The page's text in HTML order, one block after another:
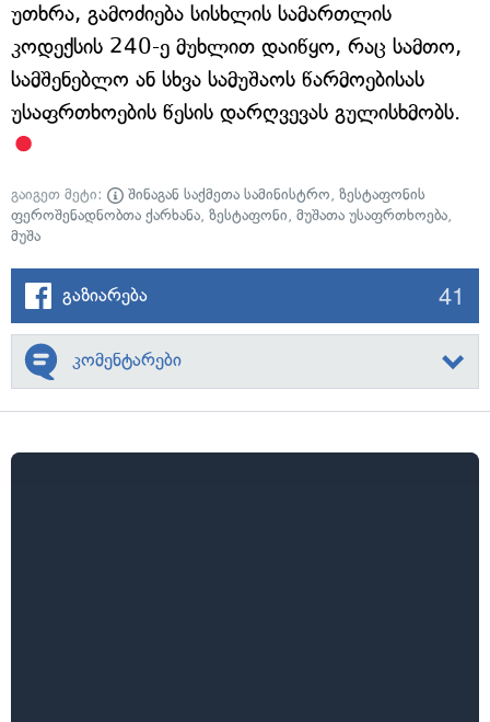
უთხრა, გამოძიება სისხლის სამართლის
კოდექსის 240-ე მუხლით დაიწყო, რაც სამთო,
სამშენებლო ან სხვა სამუშაოს წარმოებისას
უსაფრთხოების წესის დარღვევას გულისხმობს.
გაიგეთ მეტი: შინაგან საქმეთა სამინისტრო, ზესტაფონის
ფეროშენადნობთა ქარხანა, ზესტაფონი, მუშათა უსაფრთხოება,
მუშა
გაზიარება 41
კომენტარები